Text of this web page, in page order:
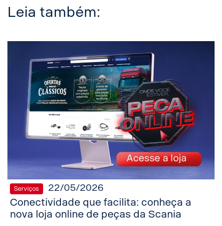
Leia também:
Serviços 22/05/2026
Conectividade que facilita: conheça a
nova loja online de peças da Scania